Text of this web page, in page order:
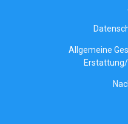
Allgemeine